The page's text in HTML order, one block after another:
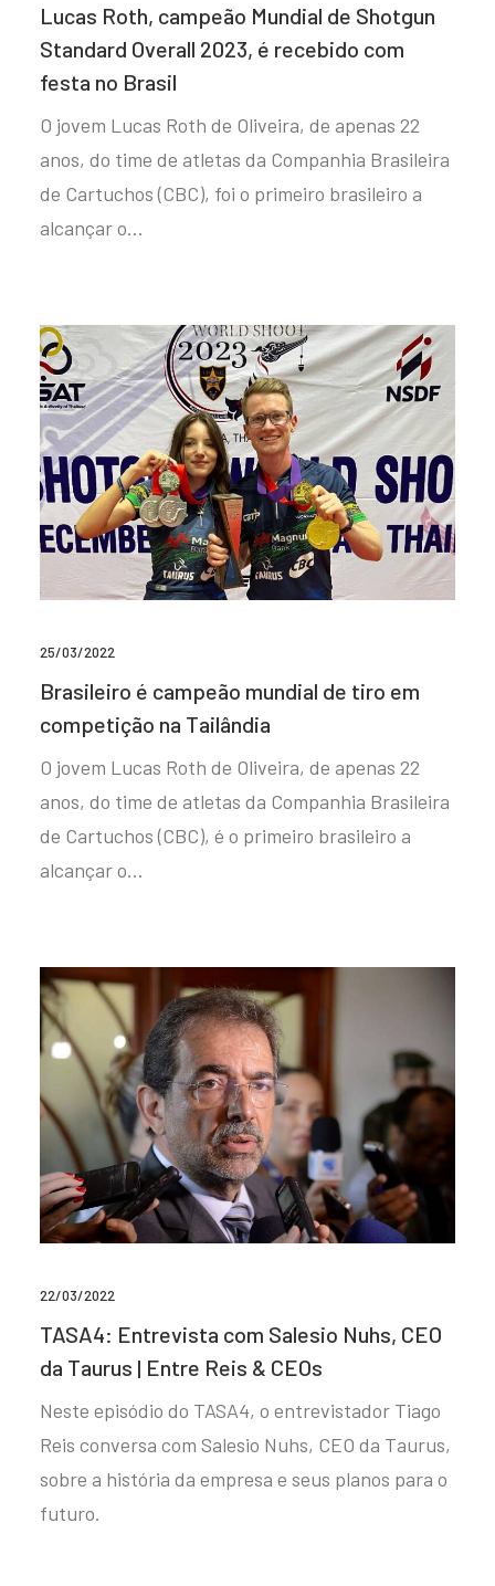
Lucas Roth, campeão Mundial de Shotgun
Standard Overall 2023, é recebido com
festa no Brasil
O jovem Lucas Roth de Oliveira, de apenas 22
anos, do time de atletas da Companhia Brasileira
de Cartuchos (CBC), foi o primeiro brasileiro a
alcançar o…
25/03/2022
Brasileiro é campeão mundial de tiro em
competição na Tailândia
O jovem Lucas Roth de Oliveira, de apenas 22
anos, do time de atletas da Companhia Brasileira
de Cartuchos (CBC), é o primeiro brasileiro a
alcançar o…
22/03/2022
TASA4: Entrevista com Salesio Nuhs, CEO
da Taurus | Entre Reis & CEOs
Neste episódio do TASA4, o entrevistador Tiago
Reis conversa com Salesio Nuhs, CEO da Taurus,
sobre a história da empresa e seus planos para o
futuro.